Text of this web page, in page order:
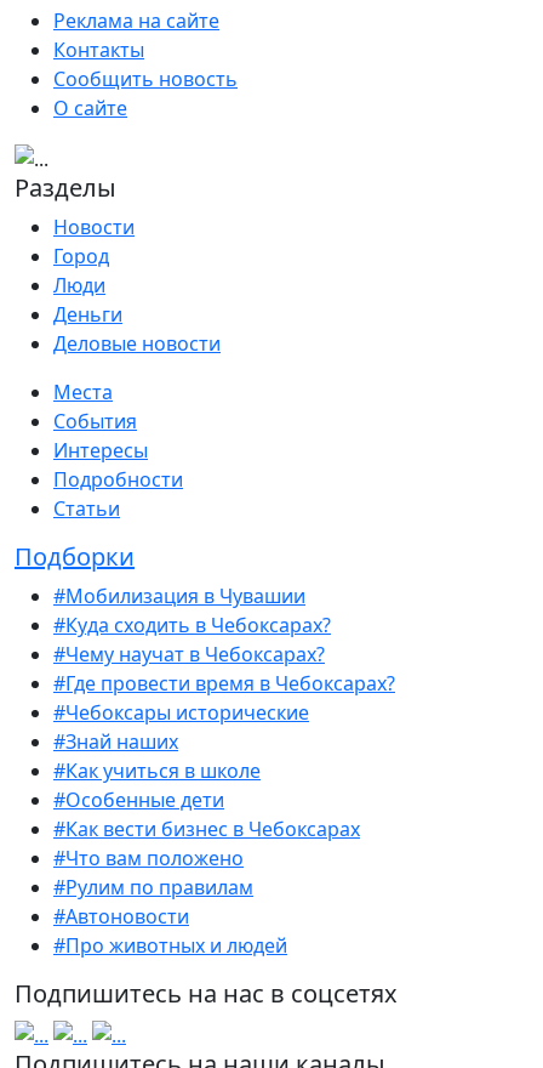
Реклама на сайте
Контакты
Сообщить новость
О сайте
Разделы
Новости
Город
Люди
Деньги
Деловые новости
Места
События
Интересы
Подробности
Статьи
Подборки
#Мобилизация в Чувашии
#Куда сходить в Чебоксарах?
#Чему научат в Чебоксарах?
#Где провести время в Чебоксарах?
#Чебоксары исторические
#Знай наших
#Как учиться в школе
#Особенные дети
#Как вести бизнес в Чебоксарах
#Что вам положено
#Рулим по правилам
#Автоновости
#Про животных и людей
Подпишитесь на нас в соцсетях